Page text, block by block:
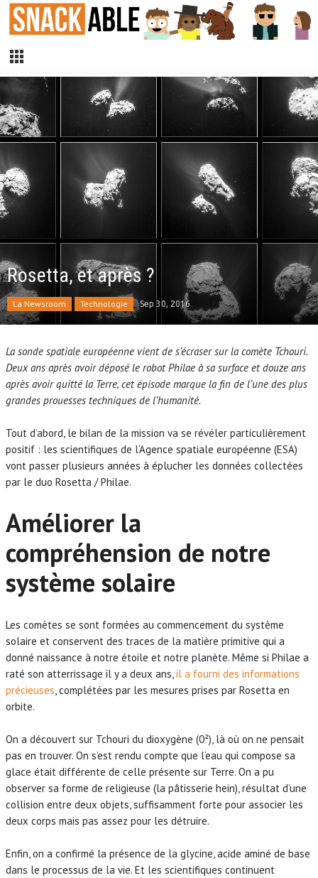
Rosetta, et après ?
La Newsroom Technologie Sep 30, 2016
La sonde spatiale européenne vient de s’écraser sur la comète Tchouri.
Deux ans après avoir déposé le robot Philae à sa surface et douze ans
après avoir quitté la Terre, cet épisode marque la fin de l’une des plus
grandes prouesses techniques de l’humanité.
Tout d’abord, le bilan de la mission va se révéler particulièrement
positif : les scientifiques de l’Agence spatiale européenne (ESA)
vont passer plusieurs années à éplucher les données collectées
par le duo Rosetta / Philae.
Améliorer la
compréhension de notre
système solaire
Les comètes se sont formées au commencement du système
solaire et conservent des traces de la matière primitive qui a
donné naissance à notre étoile et notre planète. Même si Philae a
raté son atterrissage il y a deux ans,il a fourni des informations
précieuses, complétées par les mesures prises par Rosetta en
orbite.
On a découvert sur Tchouri du dioxygène (0²), là où on ne pensait
pas en trouver. On s’est rendu compte que l’eau qui compose sa
glace était différente de celle présente sur Terre. On a pu
observer sa forme de religieuse (la pâtisserie hein), résultat d’une
collision entre deux objets, suffisamment forte pour associer les
deux corps mais pas assez pour les détruire.
Enfin, on a confirmé la présence de la glycine, acide aminé de base
dans le processus de la vie. Et les scientifiques continuent